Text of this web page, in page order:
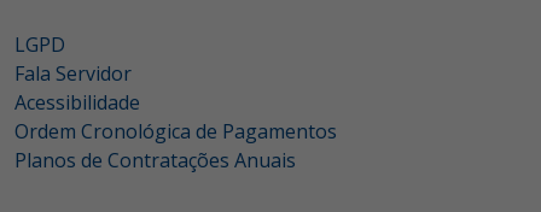
LGPD
Fala Servidor
Acessibilidade
Ordem Cronológica de Pagamentos
Planos de Contratações Anuais